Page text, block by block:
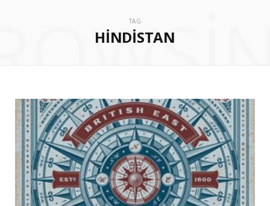
TAG
HINDISTAN